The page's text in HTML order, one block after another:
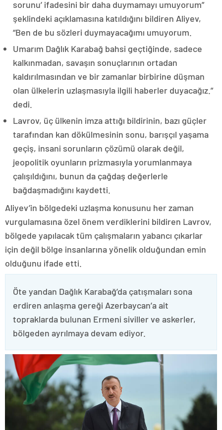
sorunu’ ifadesini bir daha duymamayı umuyorum”
şeklindeki açıklamasına katıldığını bildiren Aliyev,
“Ben de bu sözleri duymayacağımı umuyorum.
Umarım Dağlık Karabağ bahsi geçtiğinde, sadece
kalkınmadan, savaşın sonuçlarının ortadan
kaldırılmasından ve bir zamanlar birbirine düşman
olan ülkelerin uzlaşmasıyla ilgili haberler duyacağız.”
dedi.
Lavrov, üç ülkenin imza attığı bildirinin, bazı güçler
tarafından kan dökülmesinin sonu, barışçıl yaşama
geçiş, insani sorunların çözümü olarak değil,
jeopolitik oyunların prizmasıyla yorumlanmaya
çalışıldığını, bunun da çağdaş değerlerle
bağdaşmadığını kaydetti.
Aliyev’in bölgedeki uzlaşma konusunu her zaman
vurgulamasına özel önem verdiklerini bildiren Lavrov,
bölgede yapılacak tüm çalışmaların yabancı çıkarlar
için değil bölge insanlarına yönelik olduğundan emin
olduğunu ifade etti.
Öte yandan Dağlık Karabağ’da çatışmaları sona
erdiren anlaşma gereği Azerbaycan’a ait
topraklarda bulunan Ermeni siviller ve askerler,
bölgeden ayrılmaya devam ediyor.